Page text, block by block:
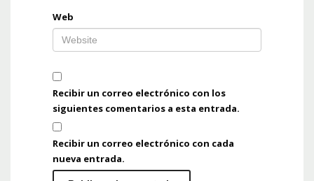
Web
Recibir un correo electrónico con los
siguientes comentarios a esta entrada.
Recibir un correo electrónico con cada
nueva entrada.